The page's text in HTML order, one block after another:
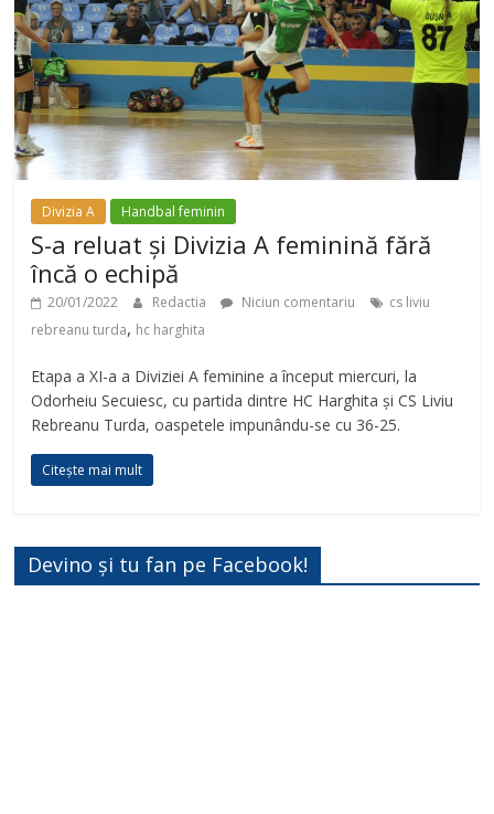
Divizia A Handbal feminin
S-a reluat și Divizia A feminină fără
încă o echipă
20/01/2022 Redactia Niciun comentariu
cs liviu
rebreanu turda, hc harghita
Etapa a XI-a a Diviziei A feminine a început miercuri, la
Odorheiu Secuiesc, cu partida dintre HC Harghita și CS Liviu
Rebreanu Turda, oaspetele impunându-se cu 36-25.
Citește mai mult
Devino și tu fan pe Facebook!